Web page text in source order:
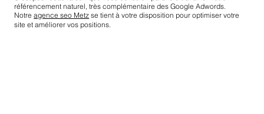
Notreagence seo Metz se tient à votre disposition pour optimiser votre
site et améliorer vos positions.
référencement naturel, très complémentaire des Google Adwords.